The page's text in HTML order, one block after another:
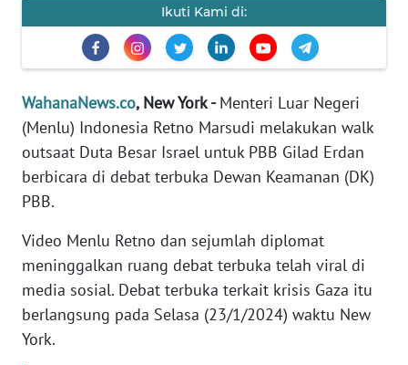
Ikuti Kami di:
WahanaNews.co, New York -Menteri Luar Negeri
(Menlu) Indonesia Retno Marsudi melakukan walk
outsaat Duta Besar Israel untuk PBB Gilad Erdan
berbicara di debat terbuka Dewan Keamanan (DK)
PBB.
Video Menlu Retno dan sejumlah diplomat
meninggalkan ruang debat terbuka telah viral di
media sosial. Debat terbuka terkait krisis Gaza itu
berlangsung pada Selasa (23/1/2024) waktu New
York.
Informasi
INDEKS
BERITA
KONTAK
KAMI
INFO